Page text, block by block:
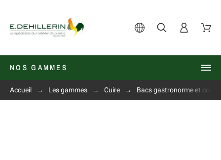
NOS GAMMES
Accueil Les gammes Cuire Bacs gastronorme et